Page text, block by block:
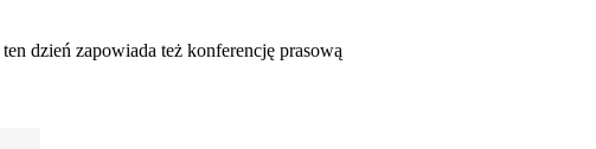
dzień zapowiada też konferencję prasową